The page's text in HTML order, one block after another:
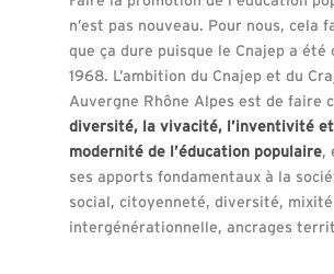
n’est pas nouveau. Pour nous, cela
que ça dure puisque le Cnajep a été
1968. L’ambition du Cnajep et du
Auvergne Rhône Alpes est de faire
diversité, la vivacité, l’inventivité
modernité de l’éducation populaire,
ses apports fondamentaux à la
social, citoyenneté, diversité, mixité
intergénérationnelle, ancrages